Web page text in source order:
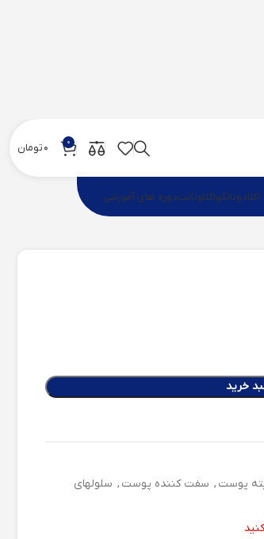
۰ ۰تومان
اکلادوتالگواکلاوتانتدوره های آموزشی
خرید
پوست , سفت کننده پوست , سلولهای